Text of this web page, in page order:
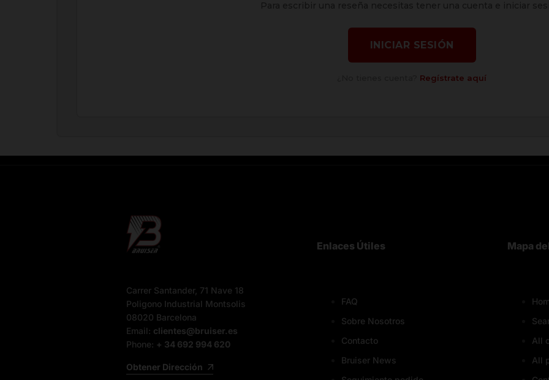
INICIAR SESIÓN
Regístrate aquí
Carrer Santander, 71 Nave 18
Poligono Industrial Montsolis
08020 Barcelona
Email: clientes@bruiser.es
Phone: + 34 692 994 620
Obtener Dirección
Enlaces Útiles
FAQ
Sobre Nosotros
Contacto
Bruiser News
Mapa
All
All